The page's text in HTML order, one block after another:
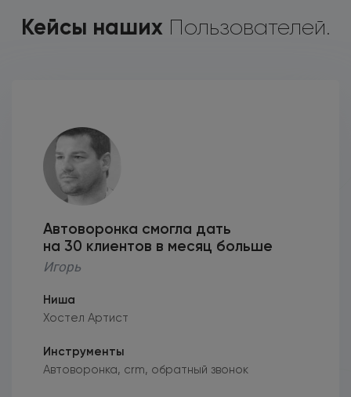
Кейсы наших Пользователей.
Автоворонка смогла дать
на 30 клиентов в месяц больше
Игорь
Ниша
Хостел Артист
Инструменты
Автоворонка, crm, обратный звонок